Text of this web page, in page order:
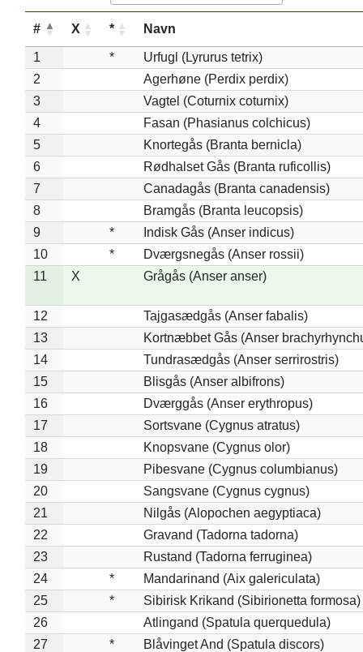
# X * Navn
1 *
Urfugl (Lyrurus tetrix)
2
Agerhøne (Perdix perdix)
3
Vagtel (Coturnix coturnix)
4
Fasan (Phasianus colchicus)
5
Knortegås (Branta bernicla)
6
Rødhalset Gås (Branta ruficollis)
7
Canadagås (Branta canadensis)
8
Bramgås (Branta leucopsis)
9
*
Indisk Gås (Anser indicus)
10
*
Dværgsnegås (Anser rossii)
11
X Grågås (Anser anser)
12
Tajgasædgås (Anser fabalis)
13
Kortnæbbet Gås (Anser
14
Tundrasædgås (Anser serrirostris)
15
Blisgås (Anser albifrons)
16
Dværggås (Anser erythropus)
17
Sortsvane (Cygnus atratus)
18
Knopsvane (Cygnus olor)
19
Pibesvane (Cygnus columbianus)
20
Sangsvane (Cygnus cygnus)
21
Nilgås (Alopochen aegyptiaca)
22
Gravand (Tadorna tadorna)
23
Rustand (Tadorna ferruginea)
24
*
Mandarinand (Aix galericulata)
25
*
Sibirisk Krikand (Sibirionetta formosa)
26
Atlingand (Spatula querquedula)
27
*
Blåvinget And (Spatula discors)